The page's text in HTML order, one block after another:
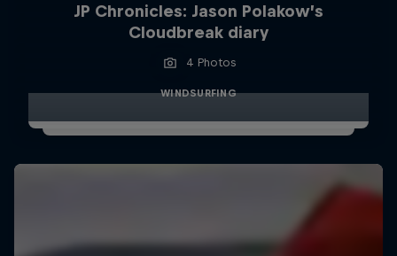
JP Chronicles: Jason Polakow’s
Cloudbreak diary
4 Photos
WINDSURFING